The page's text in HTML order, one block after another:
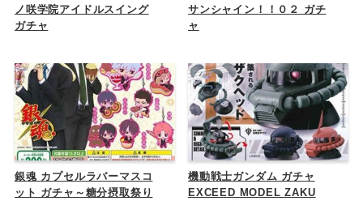
ノ咲学院アイドルスイング
ガチャ
サンシャイン！！０２ ガチ
ャ
銀魂 カプセルラバーマスコ
ット ガチャ～糖分摂取祭り
機動戦士ガンダム ガチャ
EXCEED MODEL ZAKU